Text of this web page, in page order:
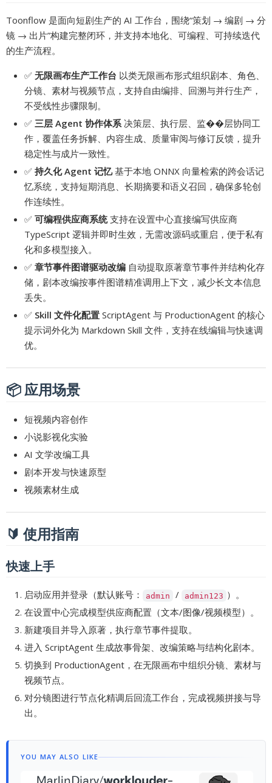
Toonflow 是面向短剧生产的 AI 工作台，围绕“策划 → 编剧 → 分
镜 → 出片”构建完整闭环，并支持本地化、可编程、可持续迭代
的生产流程。
✅ 无限画布生产工作台 以类无限画布形式组织剧本、角色、
分镜、素材与视频节点，支持自由编排、回溯与并行生产，
不受线性步骤限制。
✅ 三层 Agent 协作体系 决策层、执行层、监��层协同工
作，覆盖任务拆解、内容生成、质量审阅与修订反馈，提升
稳定性与成片一致性。
✅ 持久化 Agent 记忆基于本地 ONNX 向量检索的跨会话记
忆系统，支持短期消息、长期摘要和语义召回，确保多轮创
作连续性。
✅ 可编程供应商系统支持在设置中心直接编写供应商
TypeScript 逻辑并即时生效，无需改源码或重启，便于私有
化和多模型接入。
✅ 章节事件图谱驱动改编 自动提取原著章节事件并结构化存
储，剧本改编按事件图谱精准调用上下文，减少长文本信息
丢失。
✅ Skill 文件化配置 ScriptAgent 与 ProductionAgent 的核心
提示词外化为 Markdown Skill 文件，支持在线编辑与快速调
优。
📦 应用场景
短视频内容创作
小说影视化实验
AI 文学改编工具
剧本开发与快速原型
视频素材生成
🔰 使用指南
快速上手
启动应用并登录（默认账号： admin / admin123 ）。
在设置中心完成模型供应商配置（文本/图像/视频模型）。
新建项目并导入原著，执行章节事件提取。
进入 ScriptAgent 生成故事骨架、改编策略与结构化剧本。
切换到 ProductionAgent，在无限画布中组织分镜、素材与
视频节点。
对分镜图进行节点化精调后回流工作台，完成视频拼接与导
出。
YOU MAY ALSO LIKE